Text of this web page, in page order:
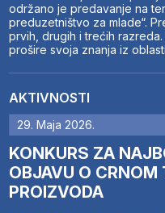
održano je predavanje na
preduzetništvo za mlade“.
prvih, drugih i trećih
prošire svoja znanja iz
AKTIVNOSTI
29. Maja 2026.
KONKURS ZA
OBJAVU O CRNOM
PROIZVODA